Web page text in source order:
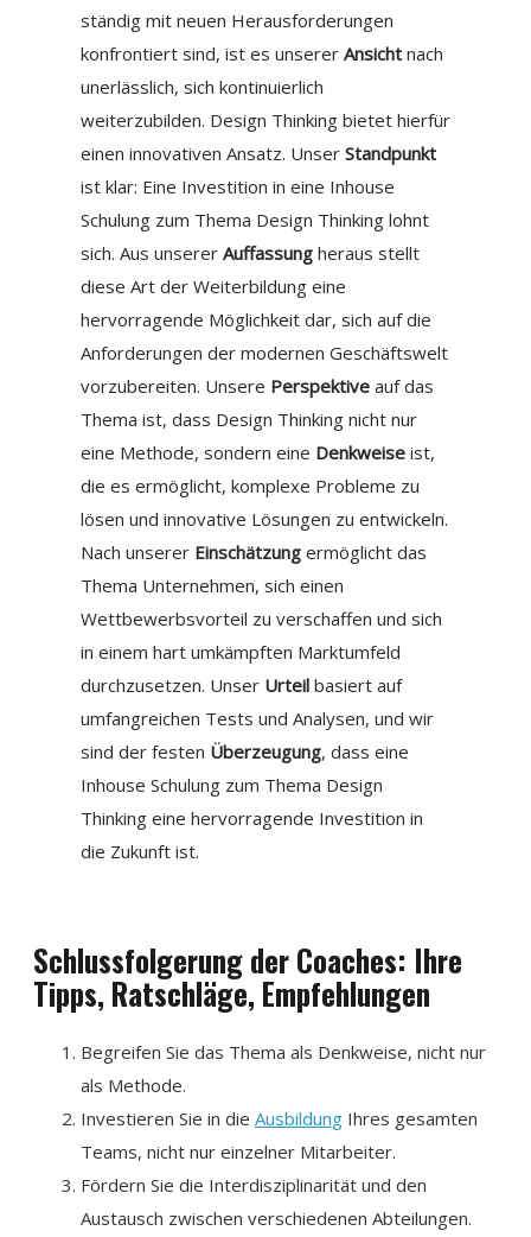
ständig mit neuen Herausforderungen
konfrontiert sind, ist es unserer Ansicht nach
unerlässlich, sich kontinuierlich
weiterzubilden. Design Thinking bietet hierfür
einen innovativen Ansatz. Unser Standpunkt
ist klar: Eine Investition in eine Inhouse
Schulung zum Thema Design Thinking lohnt
sich. Aus unserer Auffassung heraus stellt
diese Art der Weiterbildung eine
hervorragende Möglichkeit dar, sich auf die
Anforderungen der modernen Geschäftswelt
vorzubereiten. Unsere Perspektive auf das
Thema ist, dass Design Thinking nicht nur
eine Methode, sondern eine Denkweise ist,
die es ermöglicht, komplexe Probleme zu
lösen und innovative Lösungen zu entwickeln.
Nach unserer Einschätzung ermöglicht das
Thema Unternehmen, sich einen
Wettbewerbsvorteil zu verschaffen und sich
in einem hart umkämpften Marktumfeld
durchzusetzen. Unser Urteil basiert auf
umfangreichen Tests und Analysen, und wir
sind der festen Überzeugung, dass eine
Inhouse Schulung zum Thema Design
Thinking eine hervorragende Investition in
die Zukunft ist.
Schlussfolgerung der Coaches: Ihre
Tipps, Ratschläge, Empfehlungen
Begreifen Sie das Thema als Denkweise, nicht nur
als Methode.
Investieren Sie in die Ausbildung Ihres gesamten
Teams, nicht nur einzelner Mitarbeiter.
Fördern Sie die Interdisziplinarität und den
Austausch zwischen verschiedenen Abteilungen.